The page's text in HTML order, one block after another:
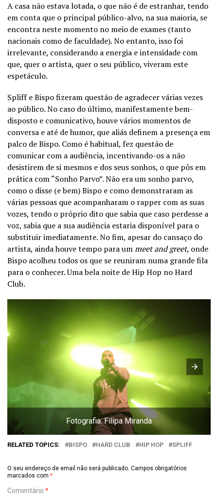
A casa não estava lotada, o que não é de estranhar, tendo
em conta que o principal público-alvo, na sua maioria, se
encontra neste momento no meio de exames (tanto
nacionais como de faculdade). No entanto, isso foi
irrelevante, considerando a energia e intensidade com
que, quer o artista, quer o seu público, viveram este
espetáculo.
Spliff e Bispo fizeram questão de agradecer várias vezes
ao público. No caso do último, manifestamente bem-
disposto e comunicativo, houve vários momentos de
conversa e até de humor, que aliás definem a presença em
palco de Bispo. Como é habitual, fez questão de
comunicar com a audiência, incentivando-os a não
desistirem de si mesmos e dos seus sonhos, o que pôs em
prática com “Sonho Parvo”. Não era um sonho parvo,
como o disse (e bem) Bispo e como demonstraram as
várias pessoas que acompanharam o rapper com as suas
vozes, tendo o próprio dito que sabia que caso perdesse a
voz, sabia que a sua audiência estaria disponível para o
substituir imediatamente. No fim, apesar do cansaço do
artista, ainda houve tempo para ummeet and greet, onde
Bispo acolheu todos os que se reuniram numa grande fila
para o conhecer. Uma bela noite de Hip Hop no Hard
Club.
Fotografia: Filipa Miranda
RELATED TOPICS: BISPO HARD CLUB HIP HOP SPLIFF
O seu endereço de email não será publicado. Campos obrigatórios
marcados com *
Comentário *